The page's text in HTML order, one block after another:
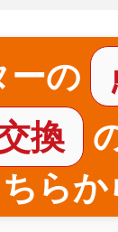
ーの
換
らか